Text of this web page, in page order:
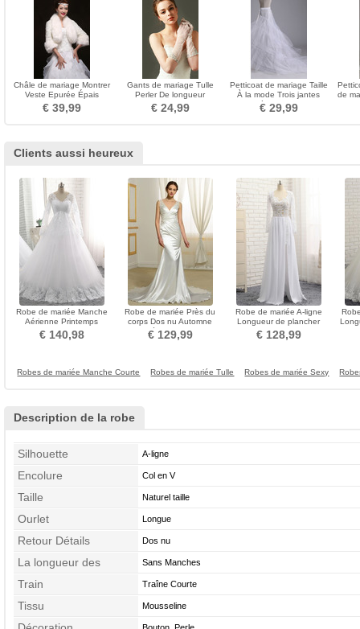
Châle de mariage Montrer
Veste Epurée Épais
Manche de Clochette
€ 39,99
Gants de mariage Tulle
Perler De longueur
moyenne Sexy blanc
€ 24,99
Petticoat de mariage Taille
À la mode Trois jantes
Sirène Fort net
€ 29,99
de
Clients aussi heureux
Robe de mariée Manche
Aérienne Printemps
Formelle Dentelle Couvert
de Dentelle
€ 140,98
Robe de mariée Près du
corps Dos nu Automne
Drapé Tribunal train
€ 129,99
Robe de mariée A-ligne
Longueur de plancher
Manche Longue Plage
€ 128,99
Robes de mariée Manche Courte Robes de mariée Tulle Robes de mariée Sexy
Description de la robe
Silhouette A-ligne
Encolure Col en V
Taille Naturel taille
Ourlet Longue
Retour Détails Dos nu
La longueur des
manches
Sans Manches
Train Traîne Courte
Tissu Mousseline